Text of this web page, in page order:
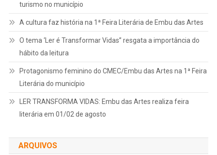
turismo no município
A cultura faz história na 1ª Feira Literária de Embu das Artes
O tema ‘Ler é Transformar Vidas” resgata a importância do
hábito da leitura
Protagonismo feminino do CMEC/Embu das Artes na 1ª Feira
Literária do município
LER TRANSFORMA VIDAS: Embu das Artes realiza feira
literária em 01/02 de agosto
ARQUIVOS